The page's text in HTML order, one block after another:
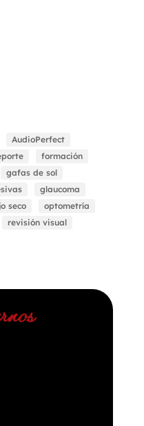
AudioPerfect
formación
gafas de sol
glaucoma
seco
optometría
revisión visual